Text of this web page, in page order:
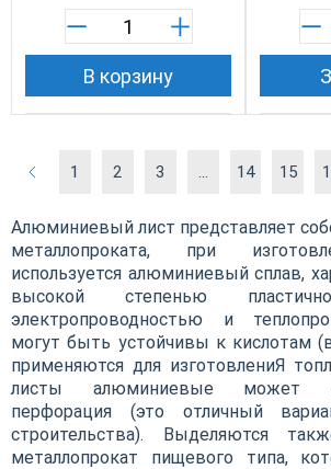
В корзину
1 2 3 ... 14 15
Алюминиевый лист представляет
металлопроката, при
используется алюминиевый сплав,
высокой степенью
электропроводностью и
могут быть устойчивы к кислотам
применяются для изготовлениЯ
листы алюминиевые может
перфорация (это отличный
строительства). Выделяются
металлопрокат пищевого типа,